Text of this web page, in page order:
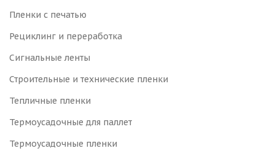
Пленки с печатью
Рециклинг и переработка
Сигнальные ленты
Строительные и технические пленки
Тепличные пленки
Термоусадочные для паллет
Термоусадочные пленки